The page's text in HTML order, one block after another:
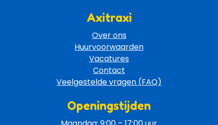
Axitraxi
Over ons
Huurvoorwaarden
Vacatures
Contact
Veelgestelde vragen (FAQ)
Openingstijden